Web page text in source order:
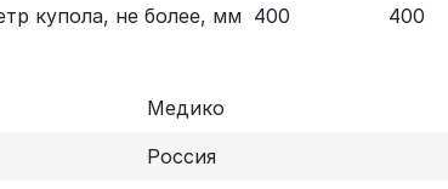
купола, не более, мм 400 400
Медико
Россия